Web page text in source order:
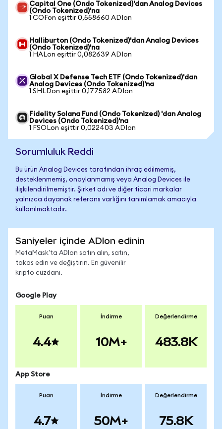
Capital One (Ondo Tokenized)'dan Analog Devices
(Ondo Tokenized)'na
1 COFon eşittir 0,558660 ADIon
Halliburton (Ondo Tokenized)'dan Analog Devices
(Ondo Tokenized)'na
1 HALon eşittir 0,082639 ADIon
Global X Defense Tech ETF (Ondo Tokenized)'dan
Analog Devices (Ondo Tokenized)'na
1 SHLDon eşittir 0,177582 ADIon
Fidelity Solana Fund (Ondo Tokenized) 'dan Analog
Devices (Ondo Tokenized)'na
1 FSOLon eşittir 0,022403 ADIon
Sorumluluk Reddi
Bu ürün Analog Devices tarafından ihraç edilmemiş,
desteklenmemiş, onaylanmamış veya Analog Devices ile
ilişkilendirilmemiştir. Şirket adı ve diğer ticari markalar
yalnızca dayanak referans varlığını tanımlamak amacıyla
kullanılmaktadır.
Saniyeler içinde ADIon edinin
MetaMask'ta ADIon satın alın, satın,
takas edin ve değiştirin. En güvenilir
kripto cüzdanı.
Google Play
Puan
4.4
İndirme
10M+
Değerlendirme
483.8K
App Store
Puan
4.7
İndirme
50M+
Değerlendirme
75.8K